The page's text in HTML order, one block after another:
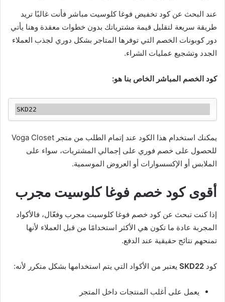
عند البحث عن كود تخفيض فوغا كلوسيت مباشر فأنت غالبًا تريد
طريقة سريعة لتقليل قيمة مشترياتك بدون خطوات معقدة وهنا يأتي
دور كوبونات الخصم التي توفرها المتاجر بشكل دوري لجذب العملاء
الجدد وتشجيع عمليات الشراء.
كود الخصم المباشر الخاص بنا هو:
يمكنك استخدام هذا الكود عند إتمام الطلب من متجر Voga Closet
للحصول على خصم فوري على إجمالي المشتريات، سواء على
الملابس أو الإكسسوارات أو العروض الموسمية.
أقوى كود خصم فوغا كلوسيت مجرب
إذا كنت تبحث عن كود خصم فوغا كلوسيت مجرب وفعّال، فالأكواد
المجربة عادة ما تكون هي الأكثر استخدامًا من قبل العملاء لأنها
تمنحهم نتائج حقيقية عند الدفع.
كود SKD22 يعتبر من الأكواد التي يتم استخدامها بشكل متكرر لأنه:
يعمل على أغلب المنتجات داخل المتجر